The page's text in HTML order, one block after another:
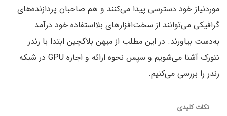
موردنیاز خود دسترسی پیدا می‌کنند و هم صاحبان پردازنده‌های
گرافیکی می‌توانند از سخت‌افزارهای بلااستفاده خود درآمد
به‌دست بیاورند. در این مطلب از میهن بلاکچین ابتدا با رندر
نتورک آشنا می‌شویم و سپس نحوه ارائه و اجاره GPU در شبکه
رندر را بررسی می‌کنیم.
نکات کلیدی